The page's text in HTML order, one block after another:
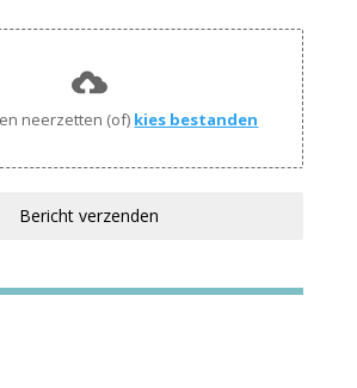
neerzetten (of) kies bestanden
Bericht verzenden